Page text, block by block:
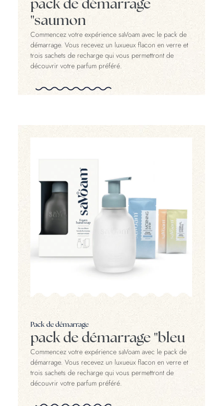
pack de démarrage
"saumon
Commencez votre expérience saVoam avec le pack de
démarrage. Vous recevez un luxueux flacon en verre et
trois sachets de recharge qui vous permettront de
découvrir votre parfum préféré.
Pack de démarrage
pack de démarrage "bleu
Commencez votre expérience saVoam avec le pack de
démarrage. Vous recevez un luxueux flacon en verre et
trois sachets de recharge qui vous permettront de
découvrir votre parfum préféré.